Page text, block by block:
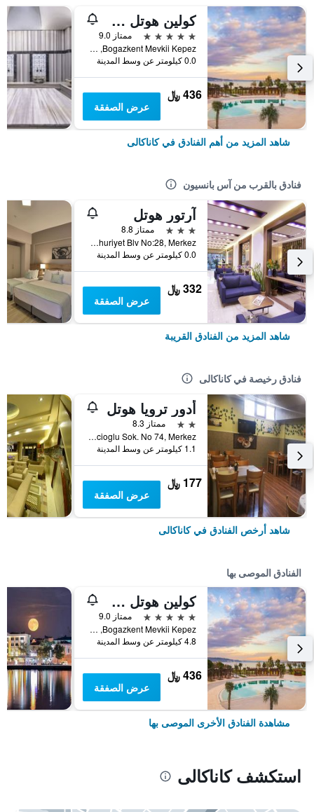
كولين هوتل سبا آند كونفينشن سنتر
5 نجوم
ممتاز 9.0
Bogazkent Mevkii Kepez, كاناكالى, تركيا
0.0 كيلومتر عن وسط المدينة
436 ﷼
عرض الصفقة
شاهد المزيد من أهم الفنادق في كاناكالى
فنادق بالقرب من آس بانسيون
آرتور هوتل
3 نجوم
ممتاز 8.8
Cumhuriyet Blv No:28, Merkez, كاناكالى, تركيا
0.0 كيلومتر عن وسط المدينة
332 ﷼
عرض الصفقة
شاهد المزيد من الفنادق القريبة
فنادق رخيصة في كاناكالى
أدور ترويا هوتل
2 نجمتين
ممتاز 8.3
Ismetpasa Mah. Hacioglu Sok. No 74, Merkez, كاناكالى, تركيا
1.1 كيلومتر عن وسط المدينة
177 ﷼
عرض الصفقة
شاهد أرخص الفنادق في كاناكالى
الفنادق الموصى بها
كولين هوتل سبا آند كونفينشن سنتر
5 نجوم
ممتاز 9.0
Bogazkent Mevkii Kepez, كاناكالى, تركيا
4.8 كيلومتر عن وسط المدينة
436 ﷼
عرض الصفقة
مشاهدة الفنادق الأخرى الموصى بها
استكشف كاناكالى